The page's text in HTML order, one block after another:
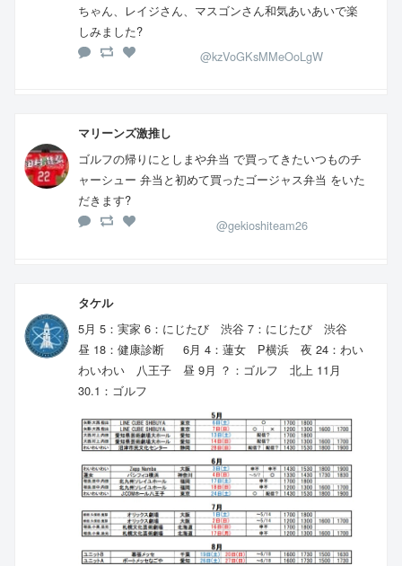
ちゃん、レイジさん、マスゴンさん和気あいあいで楽
しみました?
@kzVoGKsMMeOoLgW
マリーンズ激推し
ゴルフの帰りにとしまや弁当 で買ってきたいつものチ
ャーシュー 弁当と初めて買ったゴージャス弁当 をいた
だきます?
@gekioshiteam26
タケル
5月 5：実家 6：にじたび 渋谷 7：にじたび 渋谷
昼 18：健康診断 6月 4：蓮女 P横浜 夜 24：わい
わいわい 八王子 昼 9月 ？：ゴルフ 北上 11月
30.1：ゴルフ